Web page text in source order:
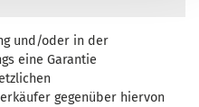
und/oder in der
eine Garantie
gegenüber hiervon